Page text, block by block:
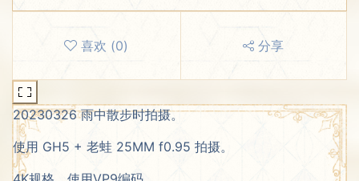
喜欢 (0) 分享
20230326 雨中散步时拍摄。
使用 GH5 + 老蛙 25MM f0.95 拍摄。